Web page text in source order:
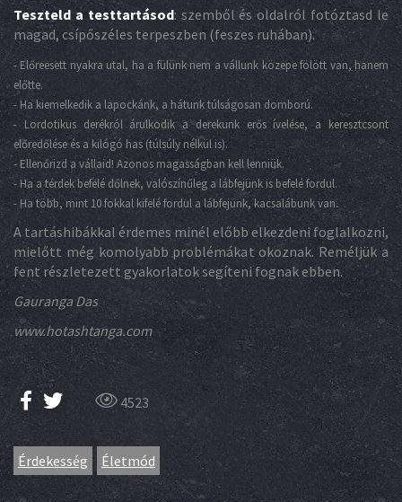
Teszteld a testtartásod: szemből és oldalról fotóztasd le
magad, csípőszéles terpeszben (feszes ruhában).
- Előreesett nyakra utal, ha a fülünk nem a vállunk közepe fölött van, hanem
előtte.
- Ha kiemelkedik a lapockánk, a hátunk túlságosan domború.
-Lordotikus derékról árulkodik a derekunk erős ívelése, a keresztcsont
előredőlése és a kilógó has (túlsúly nélkül is).
-Ellenőrizd a vállaid! Azonos magasságban kell lenniük.
-Ha a térdek befelé dőlnek, valószínűleg a lábfejünk is befelé fordul.
- Ha több, mint 10 fokkal kifelé fordul a lábfejünk, kacsalábunk van.
A tartáshibákkal érdemes minél előbb elkezdeni foglalkozni,
mielőtt még komolyabb problémákat okoznak. Reméljük a
fent részletezett gyakorlatok segíteni fognak ebben.
Gauranga Das
www.hotashtanga.com
4523
Érdekesség Életmód